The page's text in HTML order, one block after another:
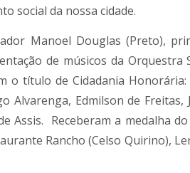
social da nossa cidade.
Manoel Douglas (Preto),
de músicos da Orquestra
o título de Cidadania
Alvarenga, Edmilson de Freitas,
Assis. Receberam a medalha
Rancho (Celso Quirino),